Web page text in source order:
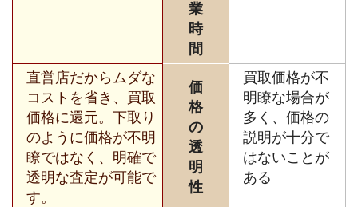
業
時
間
直営店だからムダな
コストを省き、買取
価格に還元。下取り
のように価格が不明
瞭ではなく、明確で
透明な査定が可能で
す。
価
格
の
透
明
性
買取価格が不
明瞭な場合が
多く、価格の
説明が十分で
はないことが
ある